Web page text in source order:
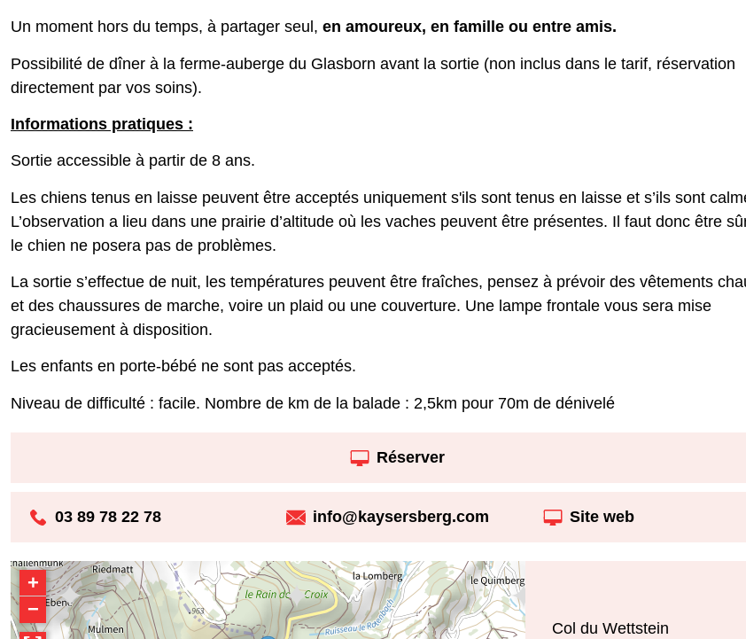
Un moment hors du temps, à partager seul, en amoureux, en famille ou entre amis.
Possibilité de dîner à la ferme-auberge du Glasborn avant la sortie (non inclus dans le tarif, réservation
directement par vos soins).
Informations pratiques :
Sortie accessible à partir de 8 ans.
Les chiens tenus en laisse peuvent être acceptés uniquement s'ils sont tenus en laisse et s’ils sont
L’observation a lieu dans une prairie d’altitude où les vaches peuvent être présentes. Il faut donc être
le chien ne posera pas de problèmes.
La sortie s’effectue de nuit, les températures peuvent être fraîches, pensez à prévoir des vêtements
et des chaussures de marche, voire un plaid ou une couverture. Une lampe frontale vous sera mise
gracieusement à disposition.
Les enfants en porte-bébé ne sont pas acceptés.
Niveau de difficulté : facile. Nombre de km de la balade : 2,5km pour 70m de dénivelé
Réserver
03 89 78 22 78 info@kaysersberg.com Site web
+
−
Col du Wettstein